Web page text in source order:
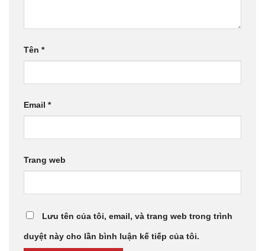
Tên *
Email *
Trang web
Lưu tên của tôi, email, và trang web trong trình
duyệt này cho lần bình luận kế tiếp của tôi.